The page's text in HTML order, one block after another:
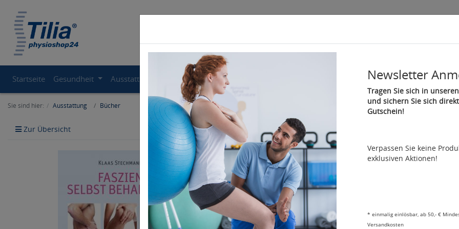
Startseite Gesundheit Ausstattung Therapiegeräte Fitness und Reha Sport
Newsletter
Tragen Sie sich in
und sichern Sie sich
Gutschein!
Verpassen Sie keine
exklusiven Aktionen!
* einmalig einlösbar, ab 50,- €
Versandkosten
Sie sind hier: Ausstattung Bücher
Zur Übersicht Artikel zurück
Faszien selbst behandeln
Artikelnummer: 04512
Faszienbehandlung, Muskelmassagen
19,80 € *
In den Warenkorb